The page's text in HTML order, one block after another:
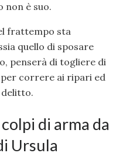
non è suo.
frattempo sta
quello di sposare
penserà di togliere di
correre ai ripari ed
di arma da
Ursula